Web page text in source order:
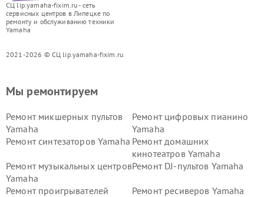
СЦ lip.yamaha-fixim.ru - сеть
сервисных центров в Липецке по
ремонту и обслуживанию техники
Yamaha
2021-2026 © СЦ lip.yamaha-fixim.ru
Мы ремонтируем
Ремонт микшерных пультов
Yamaha
Ремонт цифровых пианино
Yamaha
Ремонт синтезаторов Yamaha Ремонт домашних
кинотеатров Yamaha
Ремонт музыкальных центров
Yamaha
Ремонт DJ-пультов Yamaha
Ремонт проигрывателей
Ремонт ресиверов Yamaha